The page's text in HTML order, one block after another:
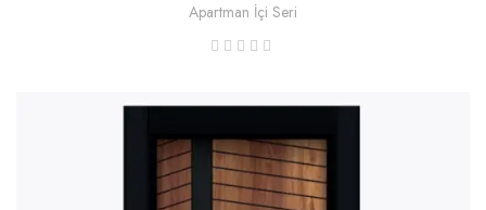
Apartman İçi Seri